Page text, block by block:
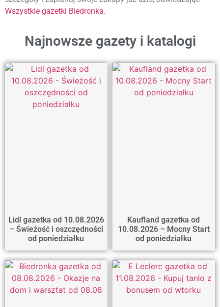
Wszystkie gazetki Biedronka.
Najnowsze gazety i katalogi
Lidl gazetka od 10.08.2026
– Świeżość i oszczędności
od poniedziałku
Kaufland gazetka od
10.08.2026 – Mocny Start
od poniedziałku